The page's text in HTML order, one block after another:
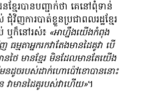
ខ្មែរ​បាន​បញ្ជាក់​ថា គេ​នៅ​ពុំ​ទាន់​
ញ​ការ​បាត់​ខ្លួន​ប្រជាពលរដ្ឋ​ខ្មែរ​
ប់ ឬ​ក៏​នៅ​រស់៖ «អា​ហ្នឹង​យើង​កំពុង​
ម្មតា​អ្នក​រក​វា​តែង​មាន​ដៃគូ​វា បើ​
ន​ថៃ​ មាន​ខ្មែរ ​មិន​ដែល​មាន​តែ​យើង​
ែន​ដូច​របស់​ដាក់​ហោប៉ៅ​ខោ​បាន​នោះ​
វា​មាន​ដៃគូ​របស់​វា​ហើយ»។